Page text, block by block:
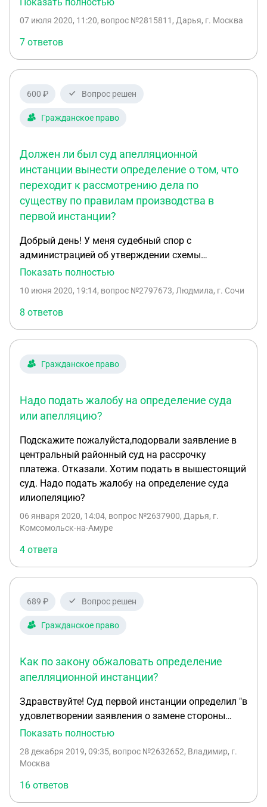
суд рассматривать необоснованное обогащение,
если в суде 1 инстанции данное требование не
было заявлено. В приложении решение суда 1
инстанции и аппеляционное определение.
07 июля 2020, 11:20, вопрос №2815811, Дарья, г. Москва
7 ответов
600 ₽ Вопрос решен
Гражданское право
Должен ли был суд апелляционной
инстанции вынести определение о том, что
переходит к рассмотрению дела по
существу по правилам производства в
первой инстанции?
Добрый день! У меня судебный спор с
администрацией об утверждении схемы
расположения земельного участка. Суд первой
разумеется, администрация подала апелляцию и
выиграла ее. Но меня смущает, то что , как
выяснилось из мотивировочной части
апелляционного определения, суд перешел к
производства первой инстанции, о чем не
вынес определения. Вопрос. должен ли был суд
апелляционной инстанции вынести определение о
существу по правилам производства в первой
инстанции ? Ведь не вынеся данного определения
, он нарушил мое право на защиту в части
возможности заявлять ходатайства и.т.д. Спор
происходит по КАС РФ, но насколько мне
известно , ссылаться на нарушения я должна в
ГПК РФ.
Показать полностью
10 июня 2020, 19:14, вопрос №2797673, Людмила, г. Сочи
8 ответов
Гражданское право
Надо подать жалобу на определение суда
или апелляцию?
Подскажите пожалуйста,подорвали заявление в
центральный районный суд на рассрочку
платежа. Отказали. Хотим подать в вышестоящий
суд. Надо подать жалобу на определение суда
илиопеляцию?
06 января 2020, 14:04, вопрос №2637900, Дарья, г.
Комсомольск-на-Амуре
4 ответа
689 ₽ Вопрос решен
Гражданское право
Как по закону обжаловать определение
апелляционной инстанции?
Здравствуйте! Суд первой инстанции определил "в
удовлетворении заявления о замене стороны
истца правопреемником – отказать, .ввиду того,
подтверждающих факт вступления в наследство"
наследства суду не представлено" Это
определение я обжаловал частной жалобой в
Показать полностью
28 декабря 2019, 09:35, вопрос №2632652, Владимир, г.
Москва
16 ответов